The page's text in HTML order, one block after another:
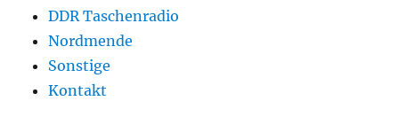
DDR Taschenradio
Nordmende
Sonstige
Kontakt